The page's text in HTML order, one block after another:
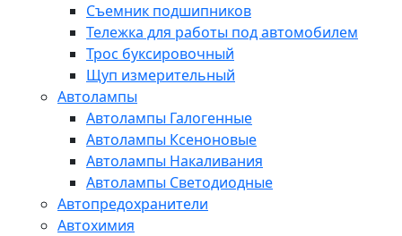
Съемник подшипников
Тележка для работы под автомобилем
Трос буксировочный
Щуп измерительный
Автолампы
Автолампы Галогенные
Автолампы Ксеноновые
Автолампы Накаливания
Автолампы Светодиодные
Автопредохранители
Автохимия